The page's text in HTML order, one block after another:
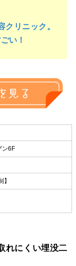
クリニック。
い！
ン6F
れにくい埋没二